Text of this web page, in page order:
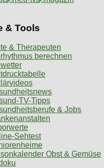
& Tools
& Therapeuten
berechnen
TV-Tipps
& Jobs
Sehtest
Obst & Gemüse